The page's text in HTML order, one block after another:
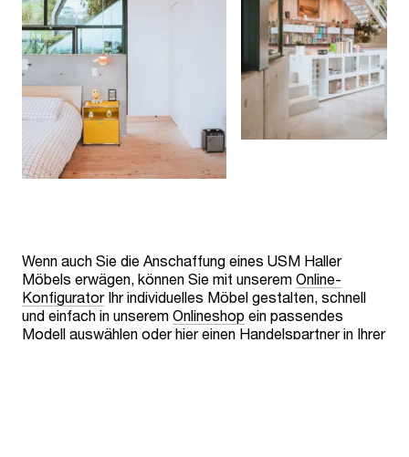
Wenn auch Sie die Anschaffung eines USM Haller
Möbels erwägen, können Sie mit unserem Online-
KonfiguratorIhr individuelles Möbel gestalten, schnell
und einfach in unserem Onlineshop ein passendes
Modell auswählen oder hier einen Handelspartnerin Ihrer